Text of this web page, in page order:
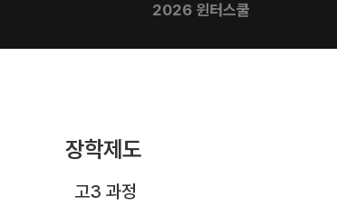
2026 윈터스쿨
장학제도
고3 과정